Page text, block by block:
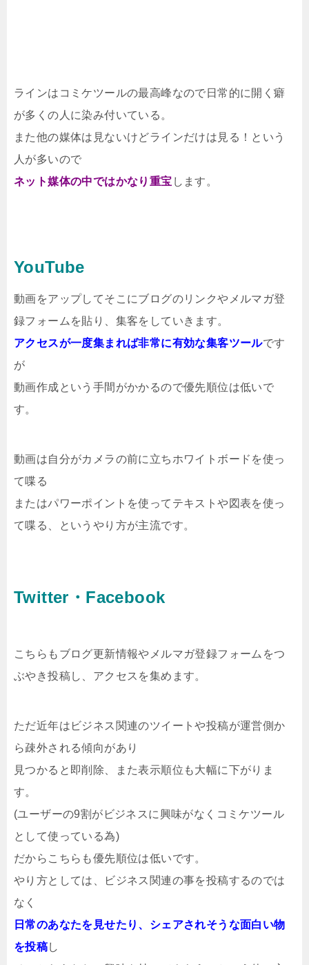
ラインはコミケツールの最高峰なので日常的に開く癖
が多くの人に染み付いている。
また他の媒体は見ないけどラインだけは見る！という
人が多いので
ネット媒体の中ではかなり重宝 します。
YouTube
動画をアップしてそこにブログのリンクや メルマガ登
録フォームを貼り、集客をしていきます。
アクセスが一度集まれば非常に有効な集客ツールです
が
動画作成という手間がかかるので優先順位は低いで
す。
動画は自分がカメラの前に立ちホワイトボードを使っ
て喋る
またはパワーポイントを使ってテキストや図表を使っ
て喋る、というやり方が主流です。
Twitter・ Facebook
こちらもブログ更新情報やメルマガ登録フォームをつ
ぶやき投稿し、アクセスを集めます。
ただ近年はビジネス関連のツイートや投稿が運営側か
ら疎外される傾向があり
見つかると即削除、また表示順位も大幅に下がりま
す。
(ユーザーの9割がビジネスに興味がなくコミケツール
として使っている為)
だから こちらも優先順位は低いです。
やり方としては、ビジネス関連の事を投稿するのでは
なく
日常のあなたを見せたり、 シェアされそうな面白い物
を投稿し